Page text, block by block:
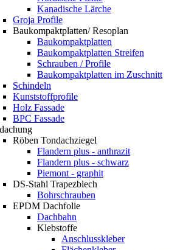
Kanadische Lärche
Groja Profile
Baukompaktplatten/ Resoplan
Baukompaktplatten
Baukompaktplatten Streifen
Schrauben / Profile
Baukompaktplatten im Zuschnitt
Schindeln
Kunststoffprofile
Holz Fassade
BPC Fassade
Röben Tondachziegel
Flandern plus - anthrazit
Flandern plus - schwarz
Piemont - graphit
DS-Stahl Trapezblech
Bohrschrauben
EPDM Dachfolie
Dachbahn
Klebstoffe
Anschlusskleber